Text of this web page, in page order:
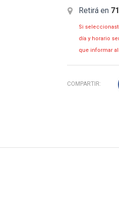
Retirá en
Si
día y horario
que informar al
COMPARTIR: